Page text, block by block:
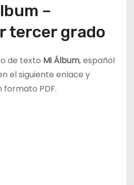
–
tercer grado
de texto Mi Álbum, español
el siguiente enlace y
formato PDF.